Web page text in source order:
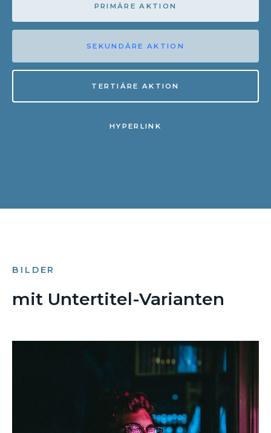
PRIMÄRE AKTION
SEKUNDÄRE AKTION
TERTIÄRE AKTION
HYPERLINK
BILDER
mit Untertitel-Varianten